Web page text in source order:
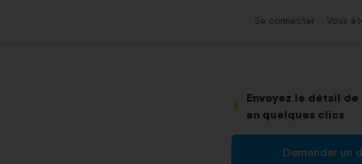
Se connecter Vous
Envoyez le détail
en quelques clics
Demander un